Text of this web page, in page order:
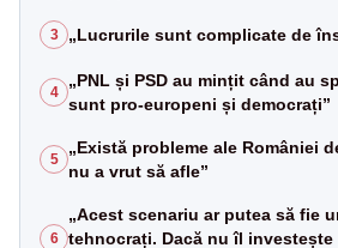
3 „Lucrurile sunt complicate de
4
„PNL și PSD au mințit când au
sunt pro-europeni și democrați”
5
„Există probleme ale României
nu a vrut să afle”
6
„Acest scenariu ar putea să fie
tehnocrați. Dacă nu îl investește